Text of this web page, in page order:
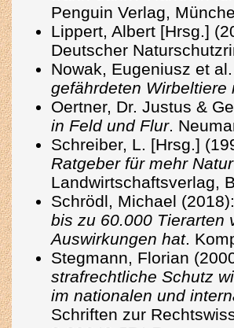
Penguin Verlag,
Lippert, Albert [Hrsg.]
Deutscher
Nowak, Eugeniusz et
gefährdeten Wirbeltiere
Oertner, Dr. Justus &
in Feld und Flur.
Schreiber, L. [Hrsg.]
Ratgeber für mehr
Landwirtschaftsverlag,
Schrödl, Michael
bis zu 60.000 Tierarten
Auswirkungen hat.
Stegmann, Florian
strafrechtliche Schutz
im nationalen und
Schriften zur